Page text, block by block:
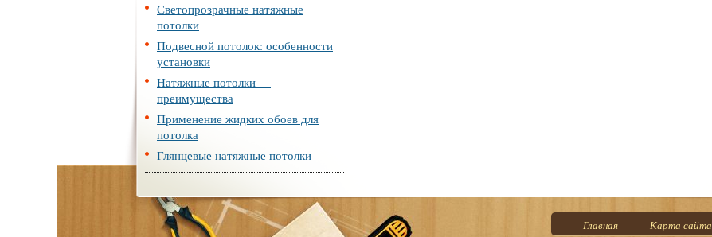
Светопрозрачные натяжные
потолки
Подвесной потолок: особенности
установки
Натяжные потолки —
преимущества
Применение жидких обоев для
потолка
Глянцевые натяжные потолки
Главная Карта сайта